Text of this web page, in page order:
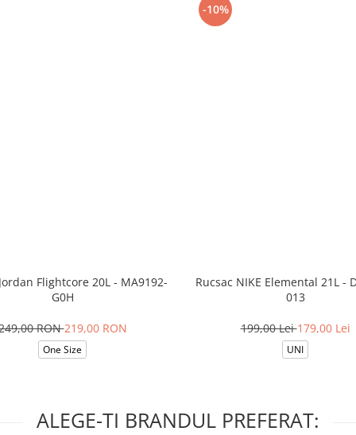
Flightcore 20L - MA9192-
G0H
RON219,00 RON
One Size
-10%
Rucsac NIKE Elemental 21L -
013
199,00 Lei179,00 Lei
UNI
ALEGE-TI BRANDUL PREFERAT: